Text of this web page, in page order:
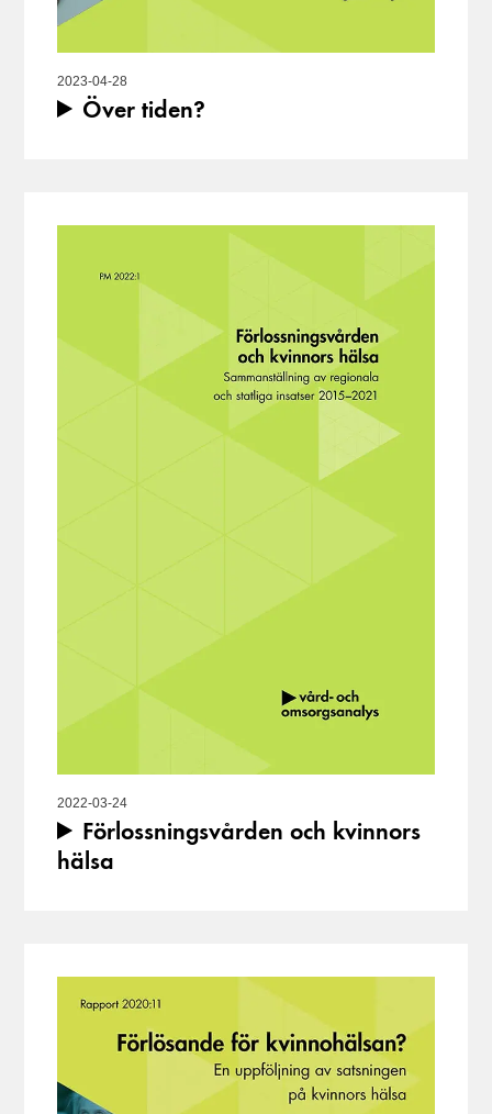
2023-04-28
Över tiden?
2022-03-24
Förlossningsvården och kvinnors
hälsa